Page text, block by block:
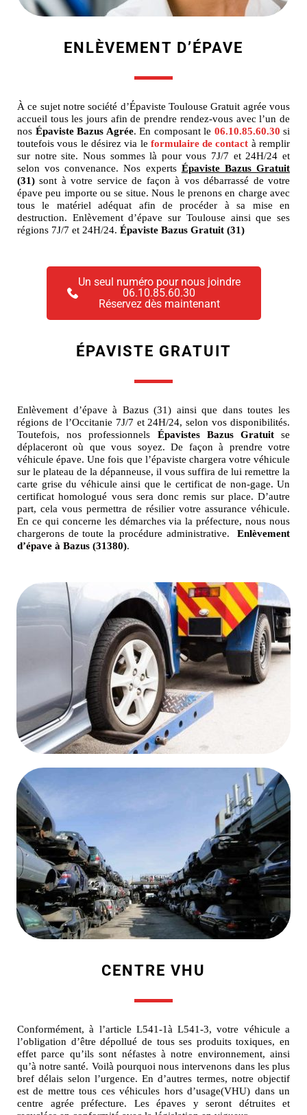
ENLÈVEMENT D’ÉPAVE
À ce sujet notre société d’Épaviste Toulouse Gratuit agrée vous
accueil tous les jours afin de prendre rendez-vous avec l’un de
nos Épaviste Bazus Agrée. En composant le 06.10.85.60.30 si
toutefois vous le désirez via le formulaire de contact à remplir
sur notre site. Nous sommes là pour vous 7J/7 et 24H/24 et
selon vos convenance. Nos experts Épaviste Bazus Gratuit
(31) sont à votre service de façon à vos débarrassé de votre
épave peu importe ou se situe. Nous le prenons en charge avec
tous le matériel adéquat afin de procéder à sa mise en
destruction. Enlèvement d’épave sur Toulouse ainsi que ses
régions 7J/7 et 24H/24. Épaviste Bazus Gratuit (31)
Un seul numéro pour nous joindre
06.10.85.60.30
Réservez dès maintenant
ÉPAVISTE GRATUIT
Enlèvement d’épave à Bazus (31) ainsi que dans toutes les
régions de l’Occitanie 7J/7 et 24H/24, selon vos disponibilités.
Toutefois, nos professionnels Épavistes Bazus Gratuitse
déplaceront où que vous soyez. De façon à prendre votre
véhicule épave. Une fois que l’épaviste chargera votre véhicule
sur le plateau de la dépanneuse, il vous suffira de lui remettre la
carte grise du véhicule ainsi que le certificat de non-gage. Un
certificat homologué vous sera donc remis sur place. D’autre
part, cela vous permettra de résilier votre assurance véhicule.
En ce qui concerne les démarches via la préfecture, nous nous
chargerons de toute la procédure administrative. Enlèvement
d’épave à Bazus (31380).
CENTRE VHU
Conformément, à l’article L541-1à L541-3, votre véhicule a
l’obligation d’être dépollué de tous ses produits toxiques, en
effet parce qu’ils sont néfastes à notre environnement, ainsi
qu’à notre santé. Voilà pourquoi nous intervenons dans les plus
bref délais selon l’urgence. En d’autres termes, notre objectif
est de mettre tous ces véhicules hors d’usage(VHU) dans un
centre agrée préfecture. Les épaves y seront détruites et